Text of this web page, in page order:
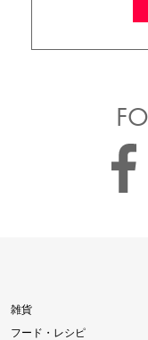
雑貨
フード・レシピ